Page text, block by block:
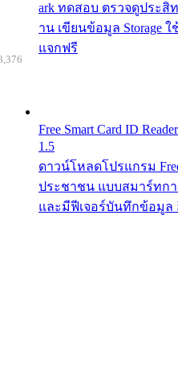
ark ทดสอบ ตรวจดูประสิ
าน เขียนข้อมูล Storage ใ
แจกฟรี
Free Smart Card ID
1.5
ดาวน์โหลดโปรแกรม
ประชาชน แบบสมาร์ทก
และมีฟีเจอร์บันทึกข้อมูล